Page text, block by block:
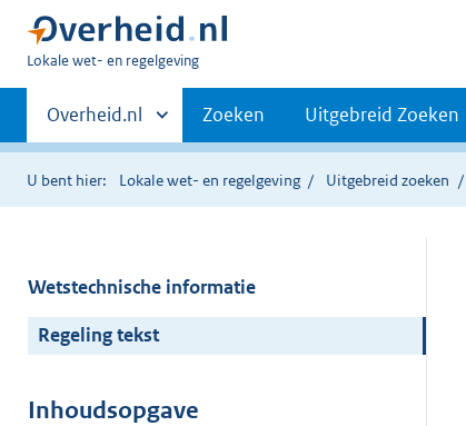
U
hier:
Lokale wet- en regelgeving
Primaire
navigatie
Andere
sites
binnen
Overheid.nl Zoeken Uitgebreid Zoeken
U bent hier: Lokale wet- en regelgeving Uitgebreid zoeken
Wetstechnische informatie
Regeling tekst
Inhoudsopgave